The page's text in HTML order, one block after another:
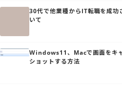
30代で他業種からIT転職を成功
いて
Windows11、Macで画面をキ
ショットする方法